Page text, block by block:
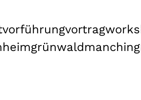
vorführungvortrag
grünwaldmanching